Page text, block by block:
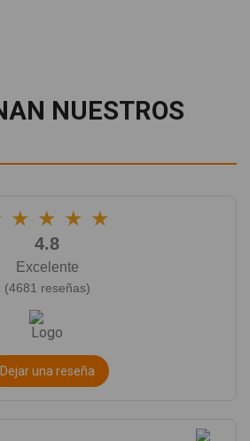
NUESTROS
★ ★ ★ ★
4.8
Excelente
(4681 reseñas)
Dejar una reseña